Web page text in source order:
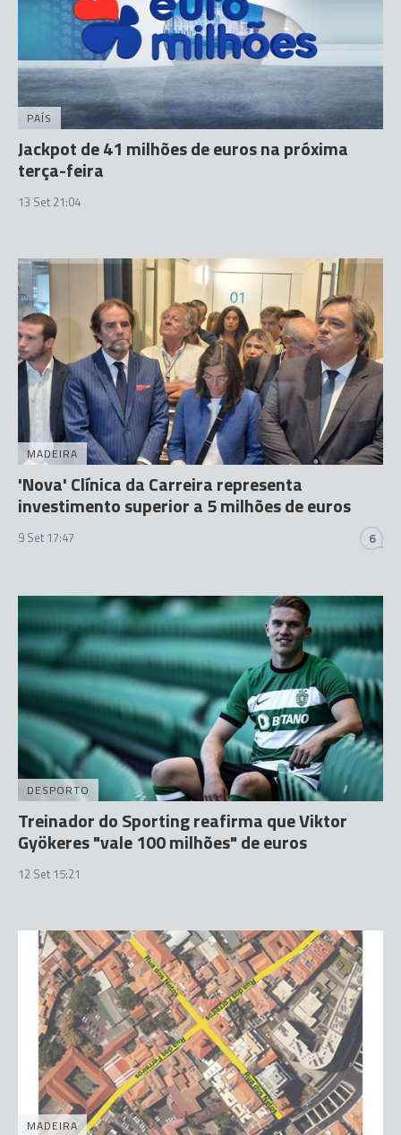
PAÍS
Jackpot de 41 milhões de euros na próxima
terça-feira
13 Set 21:04
MADEIRA
'Nova' Clínica da Carreira representa
investimento superior a 5 milhões de euros
9 Set 17:47 6
DESPORTO
Treinador do Sporting reafirma que Viktor
Gyökeres "vale 100 milhões" de euros
12 Set 15:21
MADEIRA